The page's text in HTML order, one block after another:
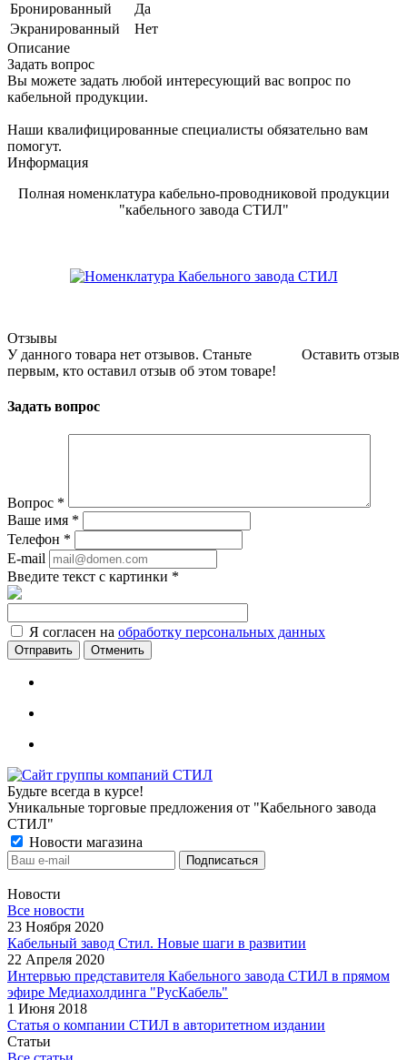
Бронированный
Да
Экранированный
Нет
Описание
Задать вопрос
Вы можете задать любой интересующий вас вопрос по
кабельной продукции.
Наши квалифицированные специалисты обязательно вам
помогут.
Информация
Полная номенклатура кабельно-проводниковой продукции
"кабельного завода СТИЛ"
Отзывы
Оставить отзыв
У данного товара нет отзывов. Станьте
первым, кто оставил отзыв об этом товаре!
Задать вопрос
Вопрос *
Ваше имя *
Телефон *
E-mail
Введите текст с картинки *
Я согласен на обработку персональных данных
Отменить
Будьте всегда в курсе!
Уникальные торговые предложения от "Кабельного завода
СТИЛ"
Новости магазина
Новости
Все новости
23 Ноября 2020
Кабельный завод Стил. Новые шаги в развитии
22 Апреля 2020
Интервью представителя Кабельного завода СТИЛ в прямом
эфире Медиахолдинга "РусКабель"
1 Июня 2018
Статья о компании СТИЛ в авторитетном издании
Статьи